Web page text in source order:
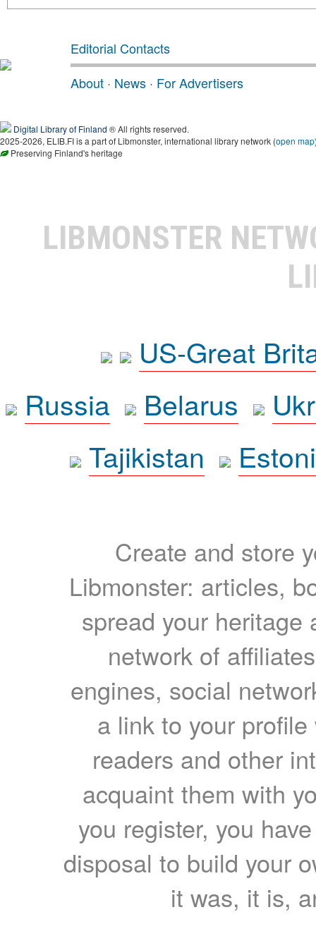
Editorial Contacts
About · News · For Advertisers
Digital Library of Finland ® All rights reserved.
2025-2026, ELIB.FI is a part of Libmonster, international library network (open map
Preserving Finland's heritage
LIBMONSTER
US-Great
Russia
Belarus
Tajikistan
Create and store
Libmonster: articles,
spread your heritage
network of
engines, social
a link to your
readers and other
acquaint them with
you register, you
disposal to build your
it was, it is,